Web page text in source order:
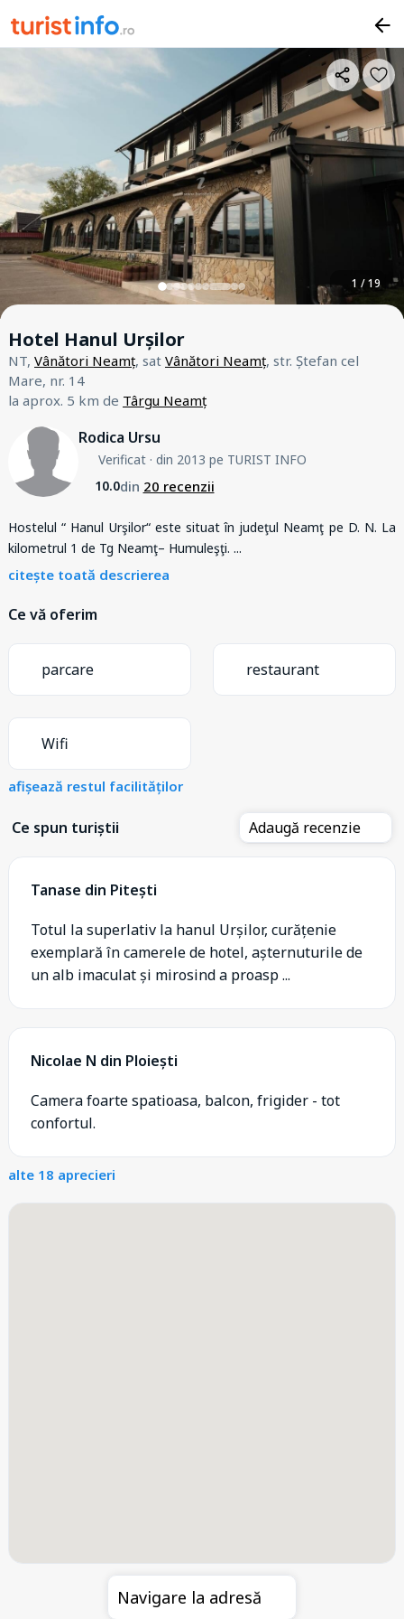
1 / 19
Hotel Hanul Urșilor
NT, Vânători Neamț, sat Vânători Neamț, str. Ștefan cel
Mare, nr. 14
la aprox. 5 km de Târgu Neamț
Rodica Ursu
Verificat· din 2013 pe TURIST INFO
10.0din 20 recenzii
Hostelul “ Hanul Urşilor“ este situat în judeţul Neamţ pe D. N. La
kilometrul 1 de Tg Neamţ– Humuleşţi. ...
citește toată descrierea
Ce vă oferim
parcare restaurant
Wifi
afișează restul facilităților
Ce spun turiștii Adaugă recenzie
Tanase din Pitești
Totul la superlativ la hanul Urșilor, curățenie
exemplară în camerele de hotel, așternuturile de
un alb imaculat și mirosind a proasp ...
Nicolae N din Ploiești
Camera foarte spatioasa, balcon, frigider - tot
confortul.
alte 18 aprecieri
Navigare la adresă